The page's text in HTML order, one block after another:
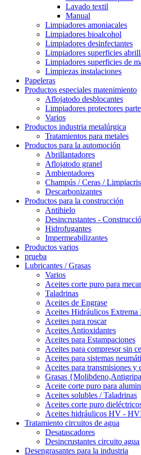
Lavado textil
Manual
Limpiadores amoniacales
Limpiadores bioalcohol
Limpiadores desinfectantes
Limpiadores superficies
Limpiadores superficies de
Limpiezas instalaciones
Papeleras
Productos especiales matenimiento
Aflojatodo desblocantes
Limpiadores protectores
Varios
Productos industria metalúrgica
Tratamientos para metales
Productos para la automoción
Abrillantadores
Aflojatodo granel
Ambientadores
Champús / Ceras /
Descarbonizantes
Productos para la construcción
Antihielo
Desincrustantes -
Hidrofugantes
Impermeabilizantes
Productos varios
prueba
Lubricantes / Grasas
Varios
Aceites corte puro para
Taladrinas
Aceites de Engrase
Aceites Hidráulicos Extrema
Aceites para roscar
Aceites Antioxidantes
Aceites para Estampaciones
Aceites para compresor sin
Aceites para sistemas
Aceites para transmisiones y
Grasas
Aceite corte puro para
Aceites solubles / Taladrinas
Aceites corte puro
Aceites hidráulicos HV -
Tratamiento circuitos de agua
Desatascadores
Desincrustantes circuito agua
Desengrasantes para la industria